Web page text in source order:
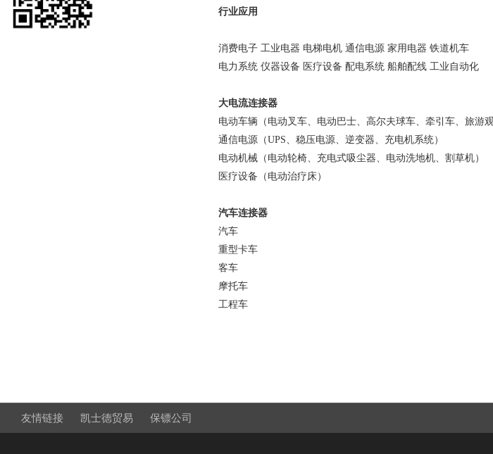
行业应用
消费电子 工业电器 电梯电机 通信电源 家用电器 铁道机车
电力系统 仪器设备 医疗设备 配电系统 船舶配线 工业自动化
大电流连接器
电动车辆（电动叉车、电动巴士、高尔夫球车、牵引车、旅游观
通信电源（UPS、稳压电源、逆变器、充电机系统）
电动机械（电动轮椅、充电式吸尘器、电动洗地机、割草机）
医疗设备（电动治疗床）
汽车连接器
汽车
重型卡车
客车
摩托车
工程车
友情链接 凯士德贸易 保镖公司